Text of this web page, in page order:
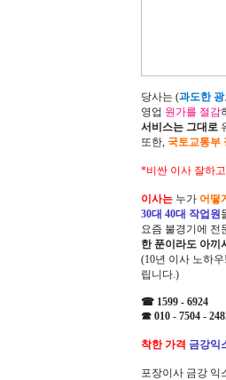
당사는 (과도한
영업 원가를 절감
서비스는 그대로
또한, 국토교통부
*비싼 이사 잘하
이사는 누가 어떻
30대 40대 작업원
요즘 불경기에 전
한 푼이라도 아끼
(10년 이사 노하
립니다.)
☎ 1599 - 6924
☎ 010 - 7504 -
착한 가격 금강익
포장이사 금강 익